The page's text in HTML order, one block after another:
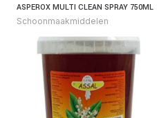
ASPEROX MULTI CLEAN SPRAY 750ML
Schoonmaakmiddelen